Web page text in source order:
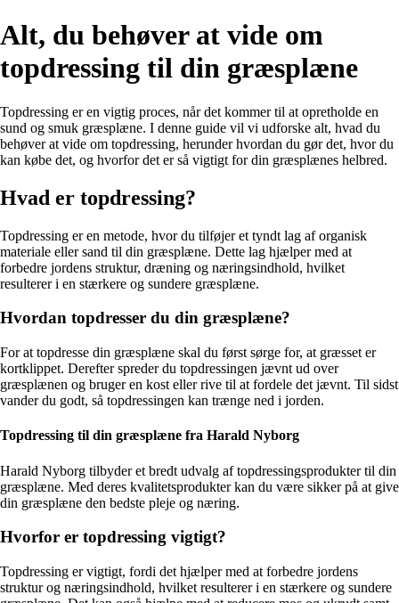
Alt, du behøver at vide om
topdressing til din græsplæne
Topdressing er en vigtig proces, når det kommer til at opretholde en
sund og smuk græsplæne. I denne guide vil vi udforske alt, hvad du
behøver at vide om topdressing, herunder hvordan du gør det, hvor du
kan købe det, og hvorfor det er så vigtigt for din græsplænes helbred.
Hvad er topdressing?
Topdressing er en metode, hvor du tilføjer et tyndt lag af organisk
materiale eller sand til din græsplæne. Dette lag hjælper med at
forbedre jordens struktur, dræning og næringsindhold, hvilket
resulterer i en stærkere og sundere græsplæne.
Hvordan topdresser du din græsplæne?
For at topdresse din græsplæne skal du først sørge for, at græsset er
kortklippet. Derefter spreder du topdressingen jævnt ud over
græsplænen og bruger en kost eller rive til at fordele det jævnt. Til sidst
vander du godt, så topdressingen kan trænge ned i jorden.
Topdressing til din græsplæne fra Harald Nyborg
Harald Nyborg tilbyder et bredt udvalg af topdressingsprodukter til din
græsplæne. Med deres kvalitetsprodukter kan du være sikker på at give
din græsplæne den bedste pleje og næring.
Hvorfor er topdressing vigtigt?
Topdressing er vigtigt, fordi det hjælper med at forbedre jordens
struktur og næringsindhold, hvilket resulterer i en stærkere og sundere